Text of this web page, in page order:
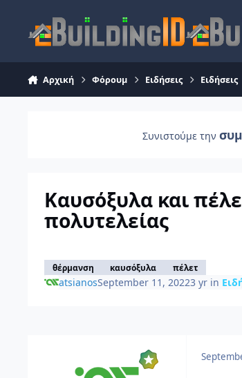
Αρχική Φόρουμ Ειδήσεις Ειδήσεις
Συνιστούμε την
Καυσόξυλα και
πολυτελείας
θέρμανση καυσόξυλα πέλετ
atsianosSeptember 11, 20223 yrin